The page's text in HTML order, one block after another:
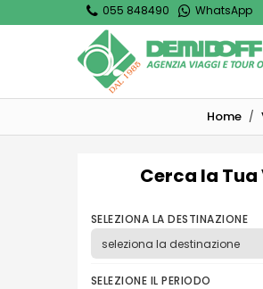
055 848490 WhatsApp
Home
Cerca la
SELEZIONA LA DESTINAZIONE
SELEZIONE IL PERIODO